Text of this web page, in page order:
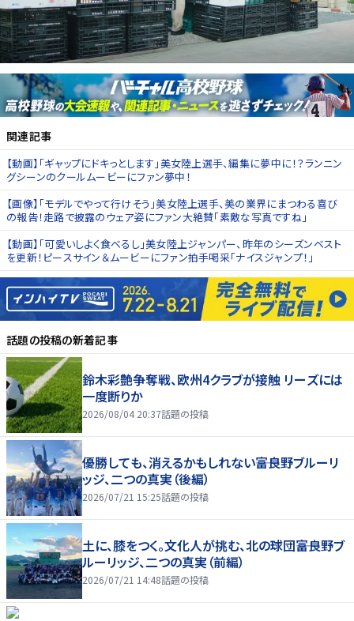
関連記事
【動画】「ギャップにドキっとします」美女陸上選手、編集に夢中に！？ランニン
グシーンのクールムービーにファン夢中！
【画像】「モデルでやって行けそう」美女陸上選手、美の業界にまつわる喜び
の報告！走路で披露のウェア姿にファン大絶賛「素敵な写真ですね」
【動画】「可愛いしよく食べるし」美女陸上ジャンパー、昨年のシーズンベスト
を更新！ピースサイン＆ムービーにファン拍手喝采「ナイスジャンプ！」
話題の投稿の新着記事
鈴木彩艶争奪戦、欧州4クラブが接触 リーズには
一度断りか
2026/08/04 20:37話題の投稿
優勝しても、消えるかもしれない――富良野ブルーリ
ッジ、二つの真実（後編）
2026/07/21 15:25話題の投稿
土に、膝をつく。文化人が挑む、北の球団――富良野ブ
ルーリッジ、二つの真実（前編）
2026/07/21 14:48話題の投稿